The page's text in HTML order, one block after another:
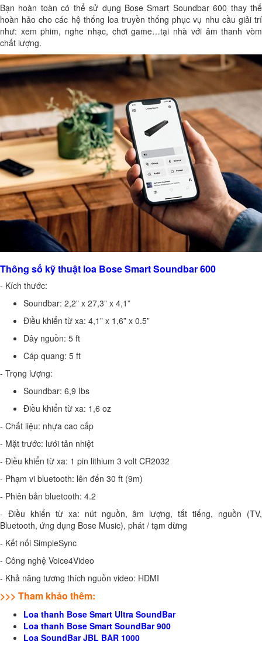
Bạn hoàn toàn có thể sử dụng Bose Smart Soundbar 600 thay thế
hoàn hảo cho các hệ thống loa truyền thống phục vụ nhu cầu giải trí
như: xem phim, nghe nhạc, chơi game…tại nhà với âm thanh vòm
chất lượng.
Thông số kỹ thuật loa Bose Smart Soundbar 600
- Kích thước:
Soundbar: 2,2” x 27,3” x 4,1”
Điều khiển từ xa: 4,1” x 1,6” x 0.5”
Dây nguồn: 5 ft
Cáp quang: 5 ft
- Trọng lượng:
Soundbar: 6,9 Ibs
Điều khiển từ xa: 1,6 oz
- Chất liệu: nhựa cao cấp
- Mặt trước: lưới tản nhiệt
- Điều khiển từ xa: 1 pin lithium 3 volt CR2032
- Phạm vi bluetooth: lên đến 30 ft (9m)
- Phiên bản bluetooth: 4.2
- Điều khiển từ xa: nút nguồn, âm lượng, tắt tiếng, nguồn (TV,
Bluetooth, ứng dụng Bose Music), phát / tạm dừng
- Kết nối SimpleSync
- Công nghệ Voice4Video
- Khả năng tương thích nguồn video: HDMI
>>> Tham khảo thêm:
Loa thanh Bose Smart Ultra SoundBar
Loa thanh Bose Smart SoundBar 900
Loa SoundBar JBL BAR 1000